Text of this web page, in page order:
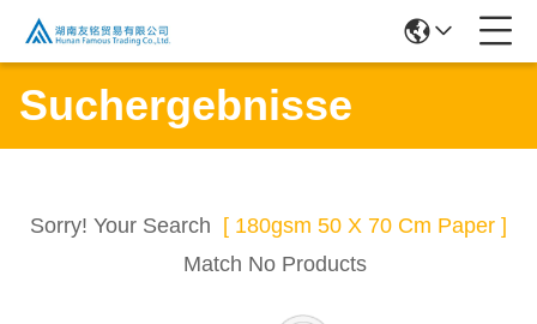
Suchergebnisse
Sorry! Your Search [ 180gsm 50 X 70 Cm Paper ]
Match No Products